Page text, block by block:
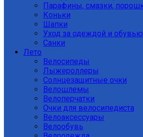
Парафины, смазки,
Коньки
Шапки
Уход за одеждой и обувью
Санки
Лето
Велосипеды
Лыжероллеры
Солнцезащитные очки
Велошлемы
Велоперчатки
Очки для велосипедиста
Велоаксессуары
Велообувь